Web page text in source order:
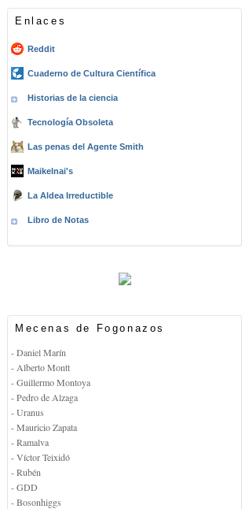
Enlaces
Reddit
Cuaderno de Cultura Científica
Historias de la ciencia
Tecnología Obsoleta
Las penas del Agente Smith
Maikelnai's
La Aldea Irreductible
Libro de Notas
Mecenas de Fogonazos
- Daniel Marín
- Alberto Montt
- Guillermo Montoya
- Pedro de Alzaga
- Uranus
- Mauricio Zapata
- Ramalva
- Víctor Teixidó
- Rubén
- GDD
- Bosonhiggs